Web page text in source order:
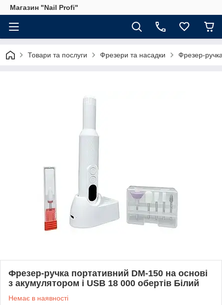
Магазин "Nail Profi"
Товари та послуги Фрезери та насадки Фрезер-
Фрезер-ручка портативний DM-150 на основі
з акумулятором і USB 18 000 обертів Білий
Немає в наявності